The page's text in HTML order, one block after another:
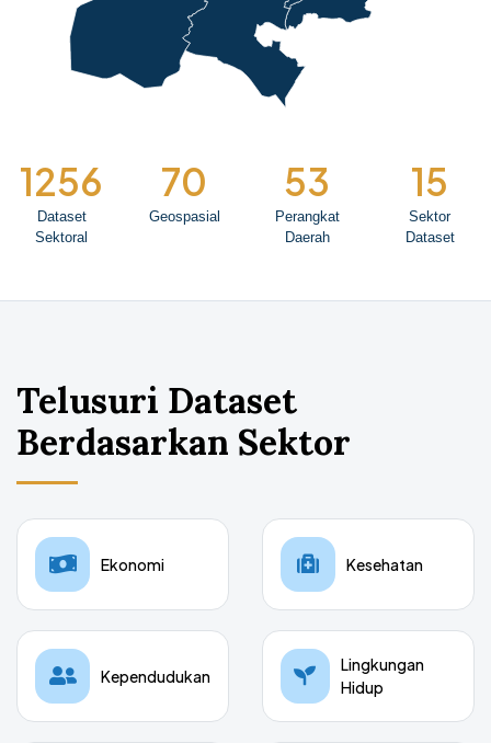
1256
Dataset
Sektoral
70
Geospasial
53
Perangkat
Daerah
15
Sektor
Dataset
Telusuri Dataset
Berdasarkan Sektor
Ekonomi Kesehatan
Kependudukan
Lingkungan
Hidup